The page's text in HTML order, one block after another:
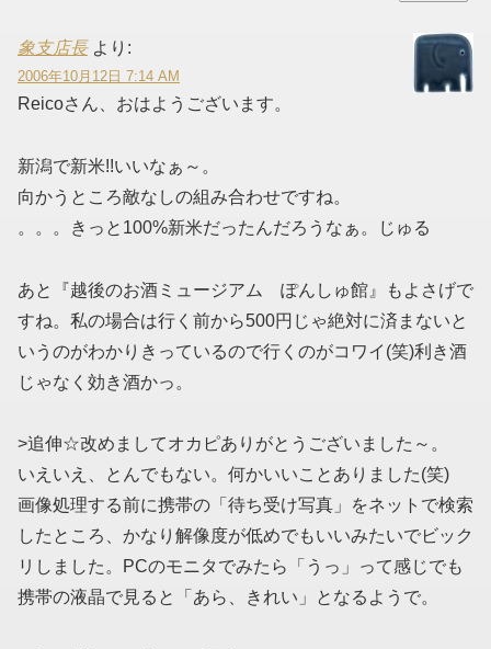
象支店長 より:
2006年10月12日 7:14 AM
Reicoさん、おはようございます。
新潟で新米!!いいなぁ～。
向かうところ敵なしの組み合わせですね。
。。。きっと100%新米だったんだろうなぁ。じゅる
あと『越後のお酒ミュージアム ぽんしゅ館』もよさげで
すね。私の場合は行く前から500円じゃ絶対に済まないと
いうのがわかりきっているので行くのがコワイ(笑)利き酒
じゃなく効き酒かっ。
>追伸☆改めましてオカピありがとうございました～。
いえいえ、とんでもない。何かいいことありました(笑)
画像処理する前に携帯の「待ち受け写真」をネットで検索
したところ、かなり解像度が低めでもいいみたいでビック
リしました。PCのモニタでみたら「うっ」って感じでも
携帯の液晶で見ると「あら、きれい」となるようで。